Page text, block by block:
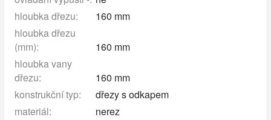
hloubka dřezu:
160 mm
hloubka dřezu
(mm):
160 mm
hloubka vany
dřezu:
160 mm
konstrukční typ:
dřezy s odkapem
materiál:
nerez